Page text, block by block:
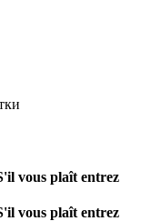
vous plaît entrez
vous plaît entrez